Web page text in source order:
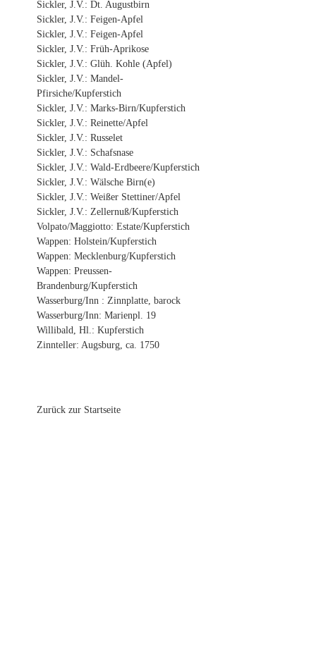
Sickler, J.V.: Dt. Augustbirn
Sickler, J.V.: Feigen-Apfel
Sickler, J.V.: Feigen-Apfel
Sickler, J.V.: Früh-Aprikose
Sickler, J.V.: Glüh. Kohle (Apfel)
Sickler, J.V.: Mandel-
Pfirsiche/Kupferstich
Sickler, J.V.: Marks-Birn/Kupferstich
Sickler, J.V.: Reinette/Apfel
Sickler, J.V.: Russelet
Sickler, J.V.: Schafsnase
Sickler, J.V.: Wald-Erdbeere/Kupferstich
Sickler, J.V.: Wälsche Birn(e)
Sickler, J.V.: Weißer Stettiner/Apfel
Sickler, J.V.: Zellernuß/Kupferstich
Volpato/Maggiotto: Estate/Kupferstich
Wappen: Holstein/Kupferstich
Wappen: Mecklenburg/Kupferstich
Wappen: Preussen-
Brandenburg/Kupferstich
Wasserburg/Inn : Zinnplatte, barock
Wasserburg/Inn: Marienpl. 19
Willibald, Hl.: Kupferstich
Zinnteller: Augsburg, ca. 1750
Zurück zur Startseite